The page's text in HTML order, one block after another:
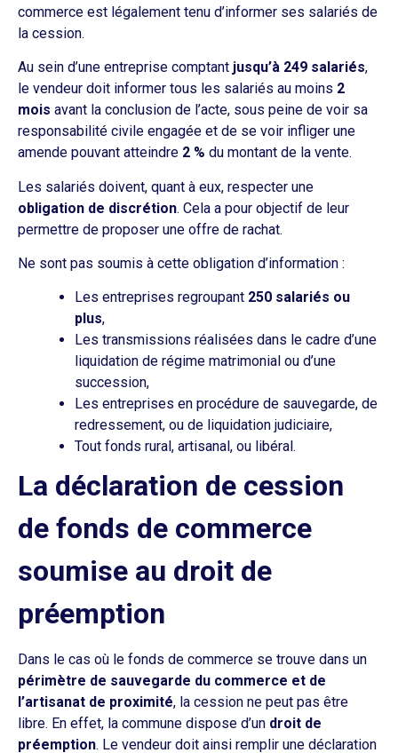
commerce est légalement tenu d’informer ses salariés de
la cession.
Au sein d’une entreprise comptant jusqu’à 249 salariés,
le vendeur doit informer tous les salariés au moins 2
mois avant la conclusion de l’acte, sous peine de voir sa
responsabilité civile engagée et de se voir infliger une
amende pouvant atteindre 2 % du montant de la vente.
Les salariés doivent, quant à eux, respecter une
obligation de discrétion. Cela a pour objectif de leur
permettre de proposer une offre de rachat.
Ne sont pas soumis à cette obligation d’information :
Les entreprises regroupant 250 salariés ou
plus,
Les transmissions réalisées dans le cadre d’une
liquidation de régime matrimonial ou d’une
succession,
Les entreprises en procédure de sauvegarde, de
redressement, ou de liquidation judiciaire,
Tout fonds rural, artisanal, ou libéral.
La déclaration de cession
de fonds de commerce
soumise au droit de
préemption
Dans le cas où le fonds de commerce se trouve dans un
périmètre de sauvegarde du commerce et de
l’artisanat de proximité, la cession ne peut pas être
libre. En effet, la commune dispose d’un droit de
préemption. Le vendeur doit ainsi remplir une déclaration